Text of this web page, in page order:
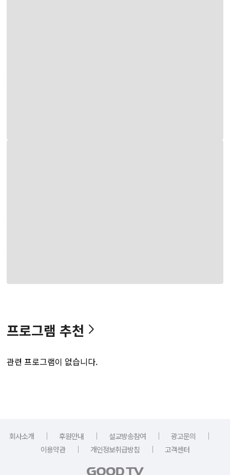
프로그램 추천
관련 프로그램이 없습니다.
회사소개 ｜ 후원안내 ｜ 설교방송참여 ｜ 광고문의
｜
이용약관
｜ 개인정보취급방침 ｜ 고객센터